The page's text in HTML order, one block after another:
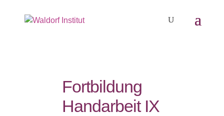
Fortbildung
Handarbeit IX